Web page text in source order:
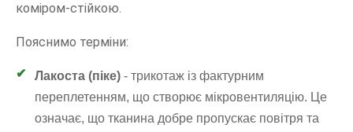
коміром-стійкою.
Пояснимо терміни:
Лакоста (піке) - трикотаж із фактурним
переплетенням, що створює мікровентиляцію. Це
означає, що тканина добре пропускає повітря та